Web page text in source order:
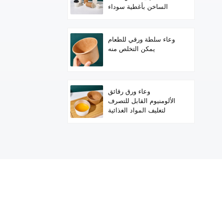
الساخن بأغطية سوداء
وعاء سلطة ورقي للطعام
يمكن التخلص منه
وعاء ورق رقائق
الألومنيوم القابل للتصرف
لتغليف المواد الغذائية